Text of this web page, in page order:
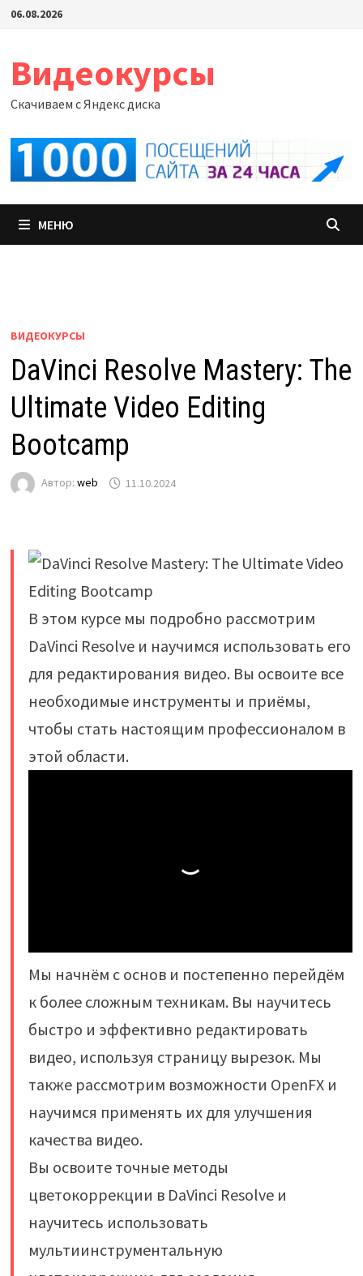
Перейти
06.08.2026
Видеокурсы
Скачиваем с Яндекс диска
МЕНЮ
ВИДЕОКУРСЫ
DaVinci Resolve Mastery: The
Ultimate Video Editing
Bootcamp
Автор: web 11.10.2024
В этом курсе мы подробно рассмотрим
DaVinci Resolve и научимся использовать его
для редактирования видео. Вы освоите все
необходимые инструменты и приёмы,
чтобы стать настоящим профессионалом в
этой области.
Мы начнём с основ и постепенно перейдём
к более сложным техникам. Вы научитесь
быстро и эффективно редактировать
видео, используя страницу вырезок. Мы
также рассмотрим возможности OpenFX и
научимся применять их для улучшения
качества видео.
Вы освоите точные методы
цветокоррекции в DaVinci Resolve и
научитесь использовать
мультиинструментальную